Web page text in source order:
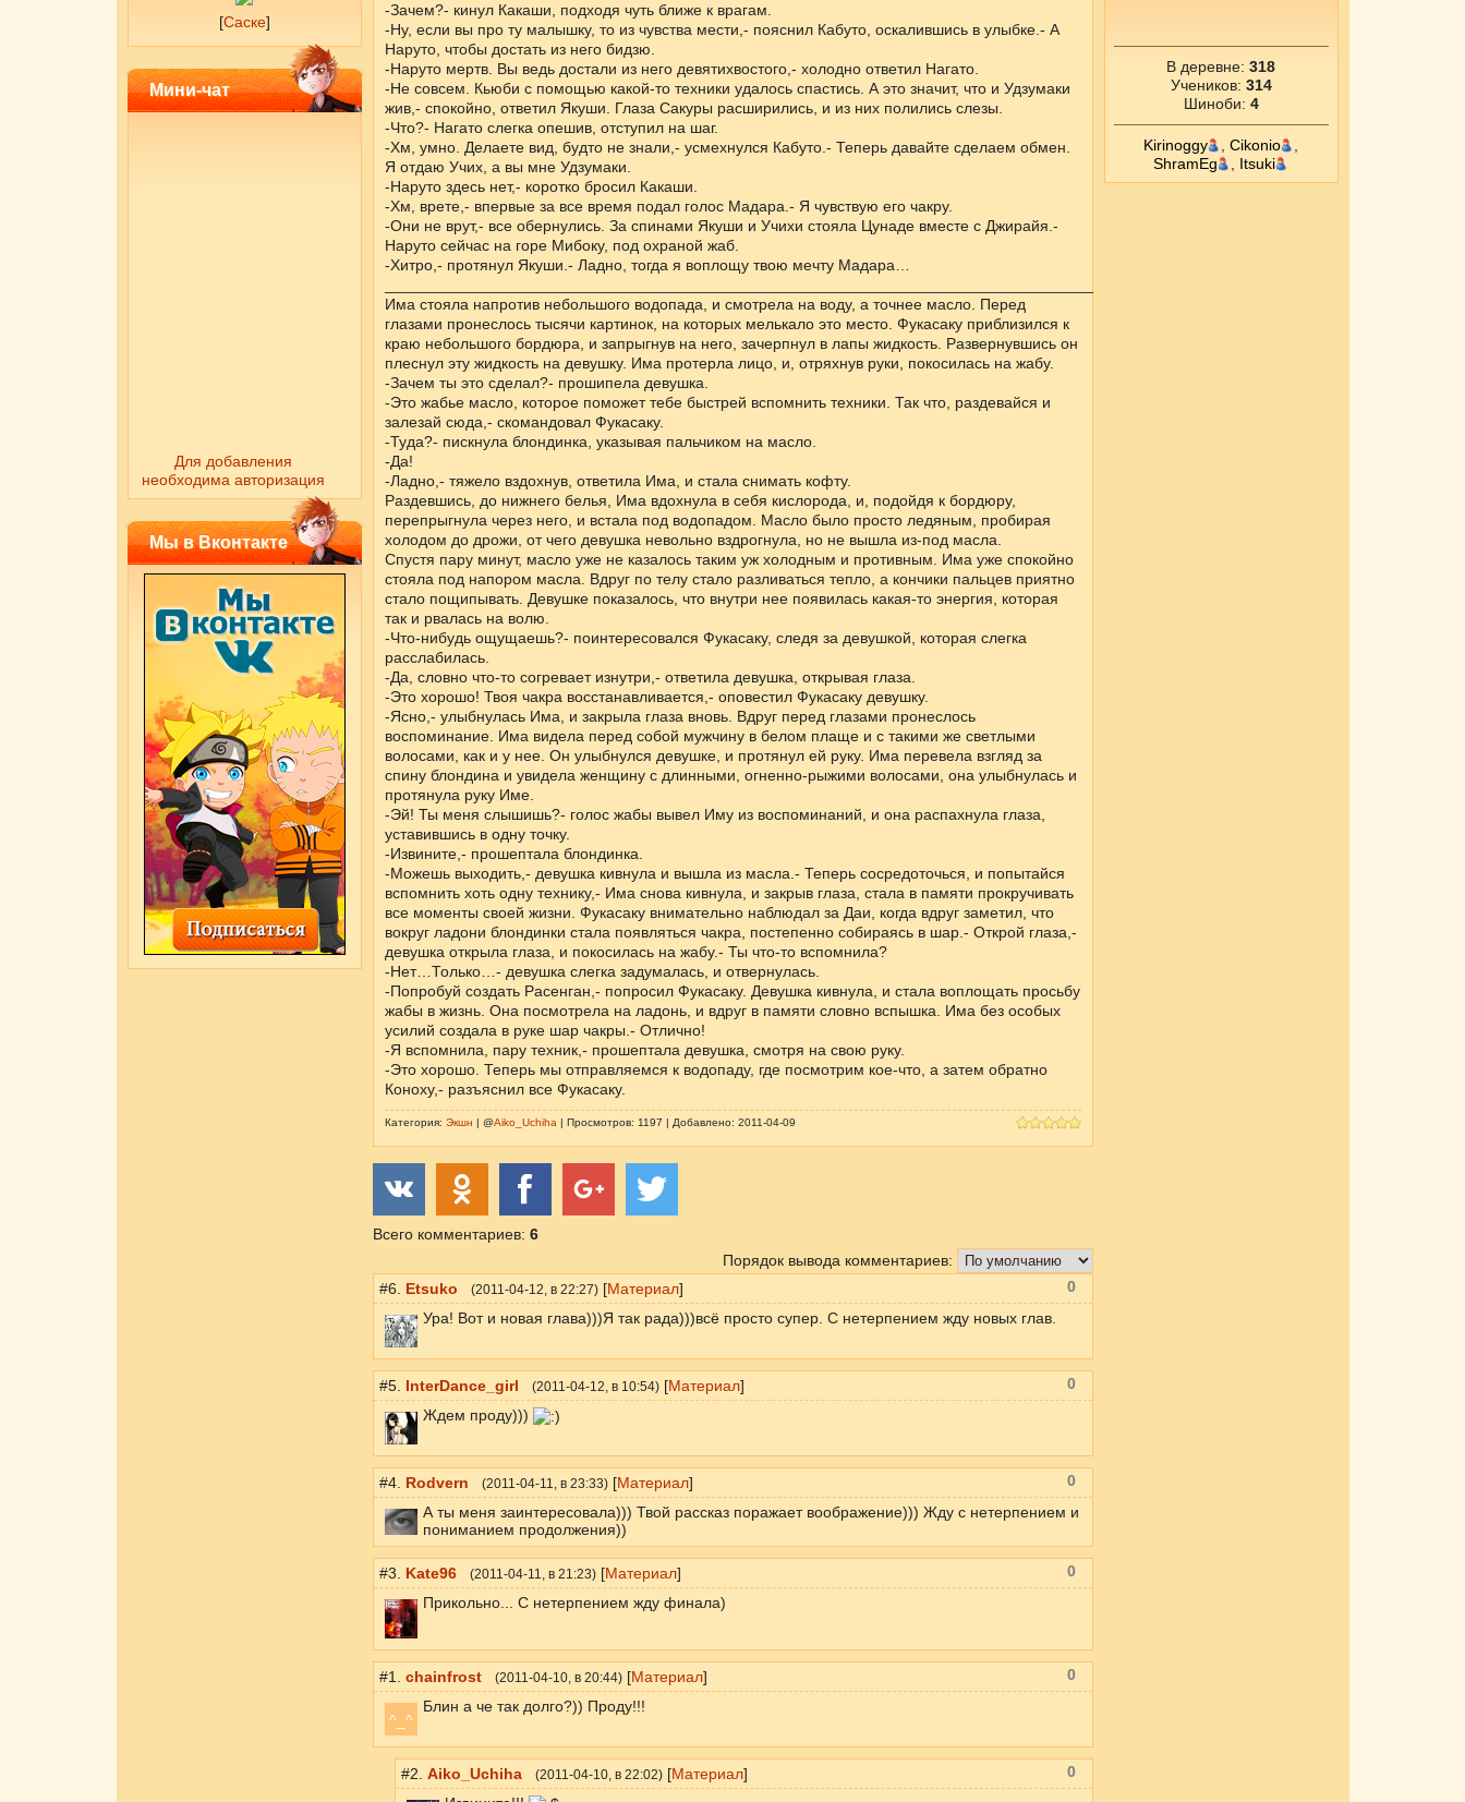
[Саске]
Мини-чат
Для добавления
необходима авторизация
Мы в Вконтакте
В деревне: 318
Учеников: 314
Шиноби: 4
Kirinoggy Cikоnio
ShramEg
Itsuki
-Зачем?- кинул Какаши, подходя чуть ближе к врагам.
-Ну, если вы про ту малышку, то из чувства мести,- пояснил Кабуто, оскалившись в улыбке.- А
Наруто, чтобы достать из него бидзю.
-Наруто мертв. Вы ведь достали из него девятихвостого,- холодно ответил Нагато.
-Не совсем. Кьюби с помощью какой-то техники удалось спастись. А это значит, что и Удзумаки
жив,- спокойно, ответил Якуши. Глаза Сакуры расширились, и из них полились слезы.
-Что?- Нагато слегка опешив, отступил на шаг.
-Хм, умно. Делаете вид, будто не знали,- усмехнулся Кабуто.- Теперь давайте сделаем обмен.
Я отдаю Учих, а вы мне Удзумаки.
-Наруто здесь нет,- коротко бросил Какаши.
-Хм, врете,- впервые за все время подал голос Мадара.- Я чувствую его чакру.
-Они не врут,- все обернулись. За спинами Якуши и Учихи стояла Цунаде вместе с Джирайя.-
Наруто сейчас на горе Мибоку, под охраной жаб.
-Хитро,- протянул Якуши.- Ладно, тогда я воплощу твою мечту Мадара…
Има стояла напротив небольшого водопада, и смотрела на воду, а точнее масло. Перед
глазами пронеслось тысячи картинок, на которых мелькало это место. Фукасаку приблизился к
краю небольшого бордюра, и запрыгнув на него, зачерпнул в лапы жидкость. Развернувшись он
плеснул эту жидкость на девушку. Има протерла лицо, и, отряхнув руки, покосилась на жабу.
-Зачем ты это сделал?- прошипела девушка.
-Это жабье масло, которое поможет тебе быстрей вспомнить техники. Так что, раздевайся и
залезай сюда,- скомандовал Фукасаку.
-Туда?- пискнула блондинка, указывая пальчиком на масло.
-Да!
-Ладно,- тяжело вздохнув, ответила Има, и стала снимать кофту.
Раздевшись, до нижнего белья, Има вдохнула в себя кислорода, и, подойдя к бордюру,
перепрыгнула через него, и встала под водопадом. Масло было просто ледяным, пробирая
холодом до дрожи, от чего девушка невольно вздрогнула, но не вышла из-под масла.
Спустя пару минут, масло уже не казалось таким уж холодным и противным. Има уже спокойно
стояла под напором масла. Вдруг по телу стало разливаться тепло, а кончики пальцев приятно
стало пощипывать. Девушке показалось, что внутри нее появилась какая-то энергия, которая
так и рвалась на волю.
-Что-нибудь ощущаешь?- поинтересовался Фукасаку, следя за девушкой, которая слегка
расслабилась.
-Да, словно что-то согревает изнутри,- ответила девушка, открывая глаза.
-Это хорошо! Твоя чакра восстанавливается,- оповестил Фукасаку девушку.
-Ясно,- улыбнулась Има, и закрыла глаза вновь. Вдруг перед глазами пронеслось
воспоминание. Има видела перед собой мужчину в белом плаще и с такими же светлыми
волосами, как и у нее. Он улыбнулся девушке, и протянул ей руку. Има перевела взгляд за
спину блондина и увидела женщину с длинными, огненно-рыжими волосами, она улыбнулась и
протянула руку Име.
-Эй! Ты меня слышишь?- голос жабы вывел Иму из воспоминаний, и она распахнула глаза,
уставившись в одну точку.
-Извините,- прошептала блондинка.
-Можешь выходить,- девушка кивнула и вышла из масла.- Теперь сосредоточься, и попытайся
вспомнить хоть одну технику,- Има снова кивнула, и закрыв глаза, стала в памяти прокручивать
все моменты своей жизни. Фукасаку внимательно наблюдал за Даи, когда вдруг заметил, что
вокруг ладони блондинки стала появляться чакра, постепенно собираясь в шар.- Открой глаза,-
девушка открыла глаза, и покосилась на жабу.- Ты что-то вспомнила?
-Нет…Только…- девушка слегка задумалась, и отвернулась.
-Попробуй создать Расенган,- попросил Фукасаку. Девушка кивнула, и стала воплощать просьбу
жабы в жизнь. Она посмотрела на ладонь, и вдруг в памяти словно вспышка. Има без особых
усилий создала в руке шар чакры.- Отлично!
-Я вспомнила, пару техник,- прошептала девушка, смотря на свою руку.
-Это хорошо. Теперь мы отправляемся к водопаду, где посмотрим кое-что, а затем обратно
Коноху,- разъяснил все Фукасаку.
Категория: Экшн | @Aiko_Uchiha | Просмотров: 1197 | Добавлено: 2011-04-09
Всего комментариев: 6
Порядок вывода комментариев:
#6. Etsuko (2011-04-12 , в 22:27)[Материал]
Ура! Вот и новая глава)))Я так рада)))всё просто супер. С нетерпением жду новых глав.
0
#5. InterDance_girl (2011-04-12 , в 10:54)[Материал]
Ждем проду)))
0
#4. Rodvern (2011-04-11 , в 23:33)[Материал]
А ты меня заинтересовала))) Твой рассказ поражает воображение))) Жду с нетерпением и
пониманием продолжения))
0
#3. Kate96 (2011-04-11 , в 21:23)[Материал]
Прикольно... С нетерпением жду финала)
0
#1. chainfrost (2011-04-10, в 20:44)[Материал]
^_^
Блин а че так долго?)) Проду!!!
0
#2. Aiko_Uchiha (2011-04-10, в 22:02)[Материал]
0